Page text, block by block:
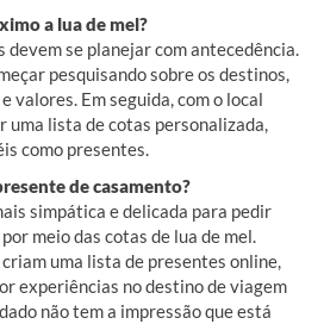
a lua de mel?
devem se planejar com antecedência.
pesquisando sobre os destinos,
valores. Em seguida, com o local
uma lista de cotas personalizada,
como presentes.
de casamento?
simpática e delicada para pedir
meio das cotas de lua de mel.
uma lista de presentes online,
experiências no destino de viagem
não tem a impressão que está